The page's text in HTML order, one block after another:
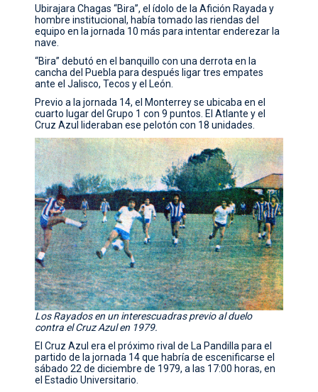
Ubirajara Chagas “Bira”, el ídolo de la Afición Rayada y
hombre institucional, había tomado las riendas del
equipo en la jornada 10 más para intentar enderezar la
nave.
“Bira” debutó en el banquillo con una derrota en la
cancha del Puebla para después ligar tres empates
ante el Jalisco, Tecos y el León.
Previo a la jornada 14, el Monterrey se ubicaba en el
cuarto lugar del Grupo 1 con 9 puntos. El Atlante y el
Cruz Azul lideraban ese pelotón con 18 unidades.
Los Rayados en un interescuadras previo al duelo
contra el Cruz Azul en 1979.
El Cruz Azul era el próximo rival de La Pandilla para el
partido de la jornada 14 que habría de escenificarse el
sábado 22 de diciembre de 1979, a las 17:00 horas, en
el Estadio Universitario.